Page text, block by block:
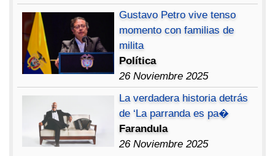
Gustavo Petro vive tenso
momento con familias de
milita
Política
26 Noviembre 2025
La verdadera historia detrás
de ‘La parranda es pa�
Farandula
26 Noviembre 2025